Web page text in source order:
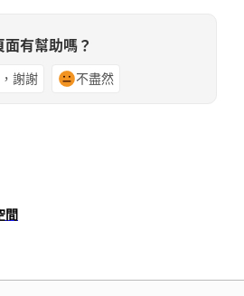
面有幫助嗎？
謝謝 不盡然
間